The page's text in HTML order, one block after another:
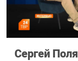
Сергей